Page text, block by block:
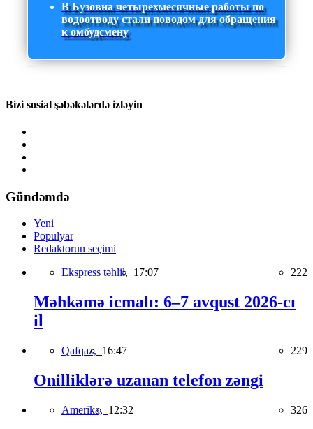
В Бузовна четырехмесячные работы по
водоотводу стали поводом для обращения
к омбудсмену
Bizi sosial şəbəkələrdə izləyin
Gündəmdə
Yeni
Populyar
Redaktorun seçimi
Ekspress təhlil, 17:07 222
Məhkəmə icmalı: 6–7 avqust 2026-cı
il
Qafqaz, 16:47 229
Onilliklərə uzanan telefon zəngi
Amerika, 12:32 326